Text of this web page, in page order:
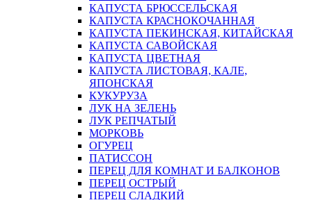
КАПУСТА БРЮССЕЛЬСКАЯ
КАПУСТА КРАСНОКОЧАННАЯ
КАПУСТА ПЕКИНСКАЯ, КИТАЙСКАЯ
КАПУСТА САВОЙСКАЯ
КАПУСТА ЦВЕТНАЯ
КАПУСТА ЛИСТОВАЯ, КАЛЕ,
ЯПОНСКАЯ
КУКУРУЗА
ЛУК НА ЗЕЛЕНЬ
ЛУК РЕПЧАТЫЙ
МОРКОВЬ
ОГУРЕЦ
ПАТИССОН
ПЕРЕЦ ДЛЯ КОМНАТ И БАЛКОНОВ
ПЕРЕЦ ОСТРЫЙ
ПЕРЕЦ СЛАДКИЙ